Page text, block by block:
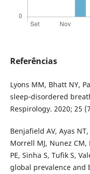
Referências
Lyons MM, Bhatt NY,
sleep‐disordered
Respirology. 2020; 25
Benjafield AV, Ayas
Morrell MJ, Nunez CM,
PE, Sinha S, Tufik S,
global prevalence and